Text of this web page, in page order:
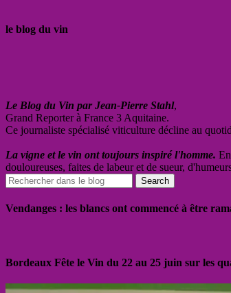
le blog du vin
Le Blog du Vin par Jean-Pierre Stahl,
Grand Reporter à France 3 Aquitaine.
Ce journaliste spécialisé viticulture décline au
La vigne et le vin ont toujours inspiré l'homme.
douloureuses, faites de labeur et de sueur,
Vendanges : les blancs ont commencé à être
Bordeaux Fête le Vin du 22 au 25 juin sur les